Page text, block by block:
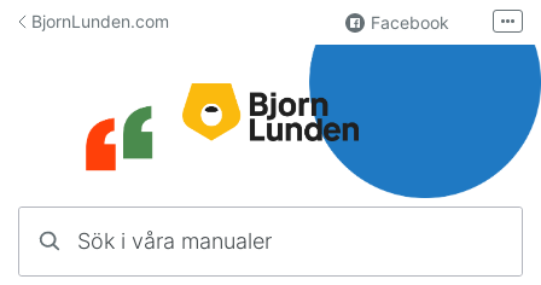
Hoppa till innehåll
BjornLunden.com Facebook
Användargrupp
Kontakta oss
Fler